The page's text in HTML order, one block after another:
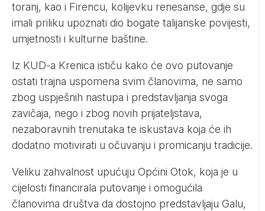
toranj, kao i Firencu, kolijevku renesanse, gdje su
imali priliku upoznati dio bogate talijanske povijesti,
umjetnosti i kulturne baštine.
Iz KUD-a Krenica ističu kako će ovo putovanje
ostati trajna uspomena svim članovima, ne samo
zbog uspješnih nastupa i predstavljanja svoga
zavičaja, nego i zbog novih prijateljstava,
nezaboravnih trenutaka te iskustava koja će ih
dodatno motivirati u očuvanju i promicanju tradicije.
Veliku zahvalnost upućuju Općini Otok, koja je u
cijelosti financirala putovanje i omogućila
članovima društva da dostojno predstavljaju Galu,